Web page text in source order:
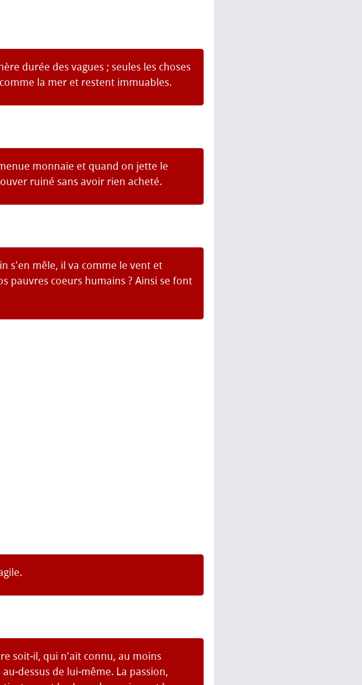
durée des vagues ; seules les choses
la mer et restent immuables.
monnaie et quand on jette le
ruiné sans avoir rien acheté.
s'en mêle, il va comme le vent et
pauvres coeurs humains ? Ainsi se font
soit-il, qui n'ait connu, au moins
dessus de lui-même. La passion,